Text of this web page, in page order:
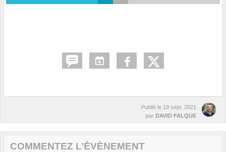
Publié le 19 sept. 2021
par DAVID FALQUE
COMMENTEZ L’ÉVÈNEMENT